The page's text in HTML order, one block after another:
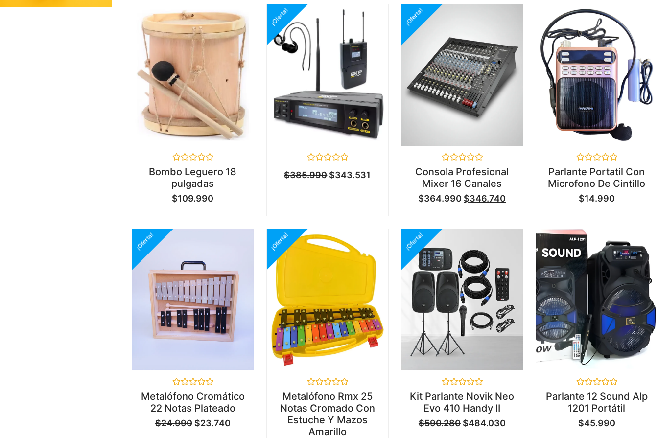
Valorado
en
0
de
5
Bombo Leguero 18
pulgadas
$109.990
¡Oferta!
en
$385.990 $343.531
¡Oferta!
Valorado
en
0
de
5
Consola Profesional
Mixer 16 Canales
$364.990 $346.740
Valorado
en
0
de
5
Parlante Portatil Con
Microfono De Cintillo
$14.990
¡Oferta!
Valorado
en
0
de
5
Metalófono Cromático
22 Notas Plateado
$24.990 $23.740
¡Oferta!
Valorado
en
0
de
5
Metalófono Rmx 25
Notas Cromado Con
Estuche Y Mazos
Amarillo
¡Oferta!
Valorado
en
0
5
Kit Parlante Novik Neo
Evo 410 Handy II
$590.280 $484.030
Valorado
en
0
de
5
Parlante 12 Sound Alp
1201 Portátil
$45.990